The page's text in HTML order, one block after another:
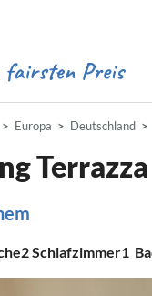
Europa Deutschland
2Schlafzimmer1